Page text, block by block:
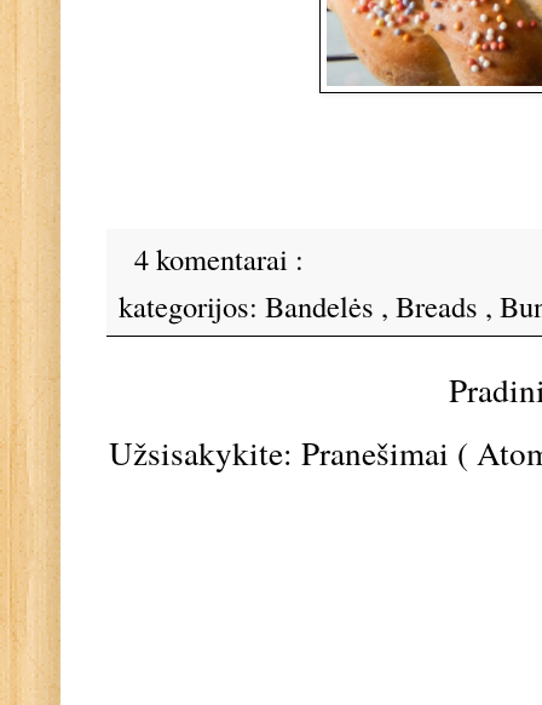
4 komentarai :
kategorijos: Bandelės , Breads ,
Užsisakykite: Pranešimai (